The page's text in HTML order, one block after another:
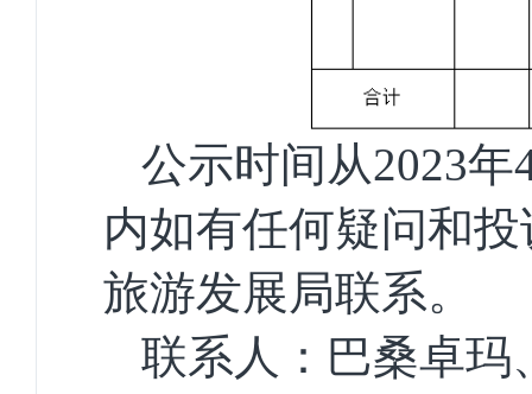
公示时间从2023
内如有任何疑问和
旅游发展局联系。
联系人：巴桑卓玛